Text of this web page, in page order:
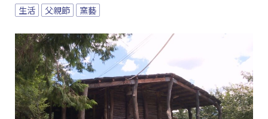
生活 父親節 窯藝